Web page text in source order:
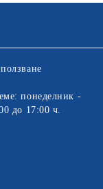
понеделник -
до 17:00 ч.